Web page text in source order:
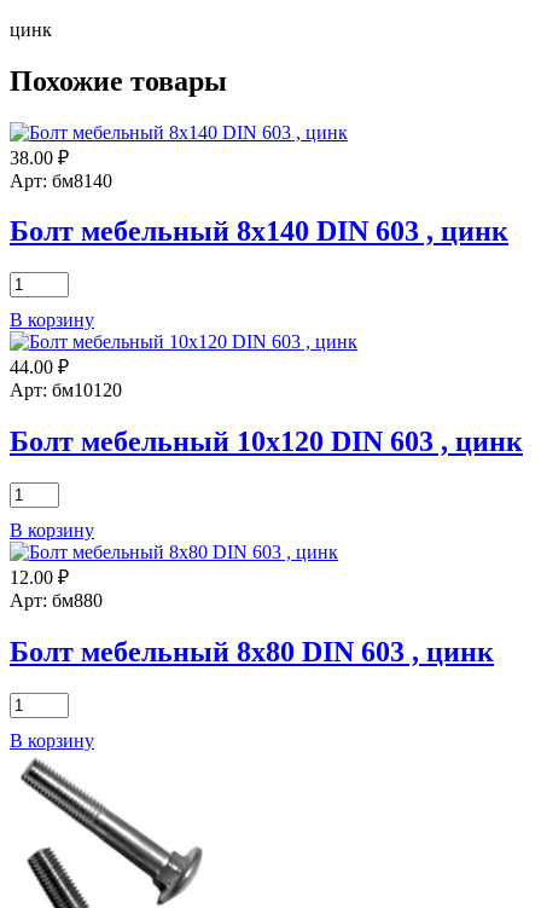
цинк
Похожие товары
38.00 ₽
Арт: бм8140
Болт мебельный 8х140 DIN 603 , цинк
Количество
товара
Болт
мебельный
8х140
DIN
,
цинк
В корзину
44.00 ₽
Арт: бм10120
Болт мебельный 10х120 DIN 603 , цинк
Количество
товара
Болт
мебельный
10х120
DIN
,
цинк
В корзину
12.00 ₽
Арт: бм880
Болт мебельный 8х80 DIN 603 , цинк
Количество
товара
Болт
мебельный
8х80
цинк
В корзину